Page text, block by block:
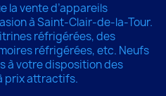
la vente d’appareils
à Saint-Clair-de-la-Tour.
réfrigérées, des
réfrigérées, etc. Neufs
à votre disposition des
prix attractifs.